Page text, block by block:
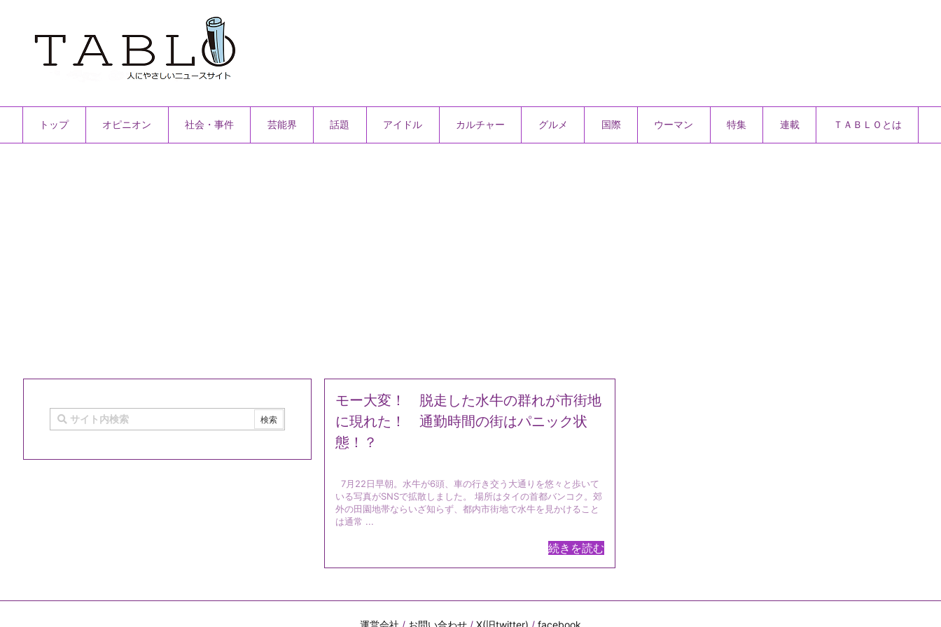
トップ オピニオン 社会・事件 芸能界 話題 アイドル カルチャー グルメ 国際 ウーマン 特集 連載 ＴＡＢＬＯとは
モー大変！ 脱走した水牛の群れが市街地
に現れた！ 通勤時間の街はパニック状
態！？
7月22日早朝。水牛が6頭、車の行き交う大通りを悠々と歩いて
いる写真がSNSで拡散しました。 場所はタイの首都バンコク。郊
外の田園地帯ならいざ知らず、都内市街地で水牛を見かけること
は通常 ...
続きを読む
運営会社 / お問い合わせ/ X(旧twitter) / facebook